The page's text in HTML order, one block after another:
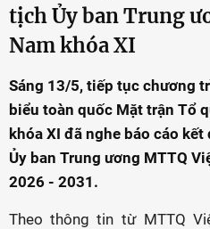
tịch Ủy ban Trung
Nam khóa XI
Sáng 13/5, tiếp tục chương
biểu toàn quốc Mặt trận Tổ
khóa XI đã nghe báo cáo
Ủy ban Trung ương MTTQ
2026 - 2031.
Theo thông tin từ MTTQ